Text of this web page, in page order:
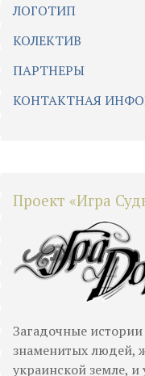
ЛОГОТИП
КОЛЕКТИВ
ПАРТНЕРЫ
КОНТАКТНАЯ
Проект «Игра
Загадочные
знаменитых людей,
украинской земле, и